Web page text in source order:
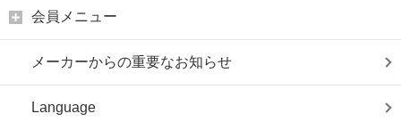
会員メニュー
メーカーからの重要なお知らせ
Language